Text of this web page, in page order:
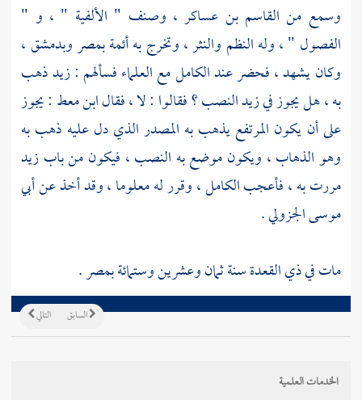
وسمع من القاسم بن عساكر ، وصنف " الألفية " ، و "
الفصول " ، وله النظم والنثر ، وتخرج به أئمةبمصروبدمشق،
وكان يشهد ، فحضر عند الكامل مع العلماء فسألهم : زيد ذهب
به ، هل يجوز في زيد النصب ؟ فقالوا : لا ، فقالابن معط : يجوز
على أن يكون المرتفع يذهب به المصدر الذي دل عليه ذهب به
وهو الذهاب ، ويكون موضع به النصب ، فيكون من باب زيد
مررت به ، فأعجبالكامل، وقرر له معلوما ، وقد أخذ عنأبي
موسى الجزولي.
مات في ذي القعدة سنة ثمان وعشرين وستمائةبمصر.
التالي السابق
الخدمات العلمية